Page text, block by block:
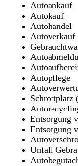
Autoankauf
Autokauf
Autohandel
Autoverkauf
Autopflege
Schrottplatz
Entsorgung
Entsorgung
Unfall